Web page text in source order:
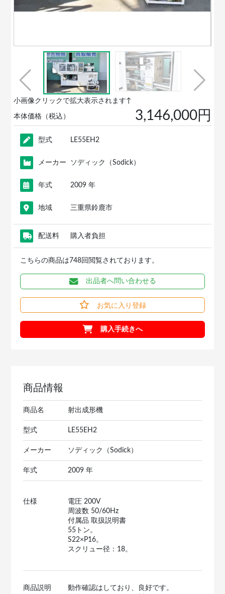
小画像クリックで拡大表示されます↑
本体価格（税込） 3,146,000円
型式 LE55EH2
メーカー ソディック（Sodick）
年式 2009 年
地域 三重県鈴鹿市
配送料 購入者負担
こちらの商品は748回閲覧されております。
出品者へ問い合わせる
お気に入り登録
購入手続きへ
商品情報
商品名 射出成形機
型式 LE55EH2
メーカー ソディック（Sodick）
年式 2009 年
仕様
電圧 200V
周波数 50/60Hz
付属品 取扱説明書
55トン。
S22×P16。
スクリュー径：18。
商品説明 動作確認はしており、良好です。